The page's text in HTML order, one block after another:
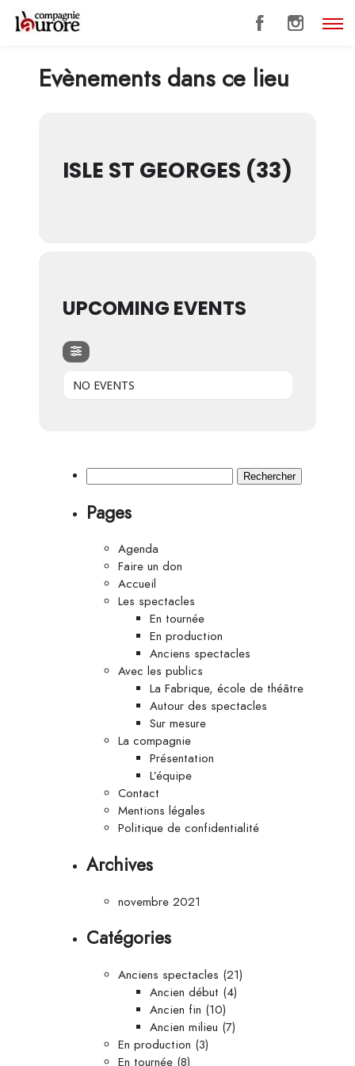
Evènements dans ce lieu
ISLE ST GEORGES (33)
UPCOMING EVENTS
NO EVENTS
Pages
Agenda
Faire un don
Accueil
Les spectacles
En tournée
En production
Anciens spectacles
Avec les publics
La Fabrique, école de théâtre
Autour des spectacles
Sur mesure
La compagnie
Présentation
L’équipe
Contact
Mentions légales
Politique de confidentialité
Archives
novembre 2021
Catégories
Anciens spectacles (21)
Ancien début (4)
Ancien fin (10)
Ancien milieu (7)
En production (3)
En tournée (8)